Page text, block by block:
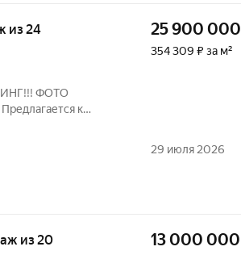
из 24
ФОТО
к
Этот дом
25 900 000
354 309 ₽ за м²
29 июля 2026
из 20 13 000 000